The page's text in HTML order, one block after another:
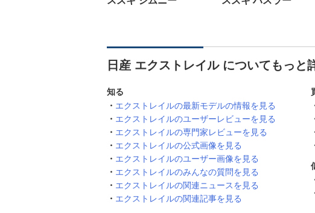
日産 エクストレイル についてもっと
知る
エクストレイルの最新モデルの情報を見る
エクストレイルのユーザーレビューを見る
エクストレイルの専門家レビューを見る
エクストレイルの公式画像を見る
エクストレイルのユーザー画像を見る
エクストレイルのみんなの質問を見る
エクストレイルの関連ニュースを見る
エクストレイルの関連記事を見る